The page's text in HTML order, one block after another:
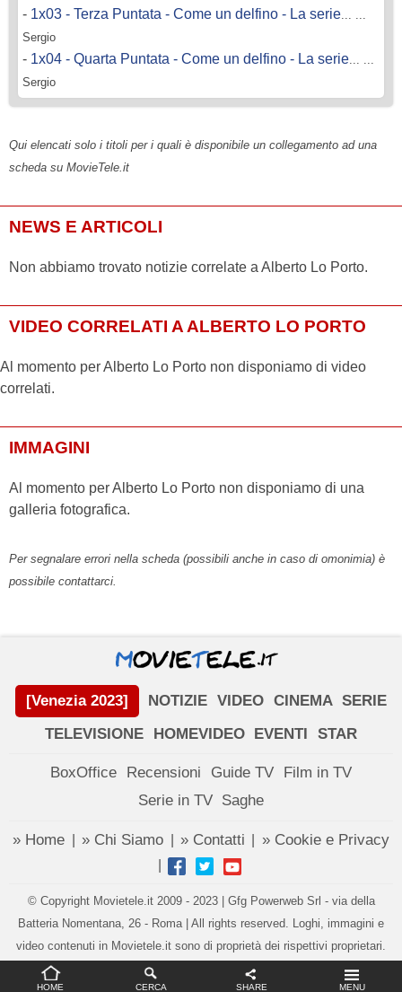
HOME CERCA SHARE MENU
- 1x03 - Terza Puntata - Come un delfino - La serie
Sergio
- 1x04 - Quarta Puntata - Come un delfino - La serie
Sergio
Qui elencati solo i titoli per i quali è disponibile un collegamento ad una
scheda su MovieTele.it
NEWS E ARTICOLI
Non abbiamo trovato notizie correlate a Alberto Lo Porto.
VIDEO CORRELATI A ALBERTO LO PORTO
Al momento per Alberto Lo Porto non disponiamo di video
correlati.
IMMAGINI
Al momento per Alberto Lo Porto non disponiamo di una
galleria fotografica.
Per segnalare errori nella scheda (possibili anche in caso di omonimia) è
possibile contattarci.
[Venezia 2023] NOTIZIE VIDEO CINEMA SERIE
TELEVISIONE
HOMEVIDEO EVENTI STAR
BoxOffice Recensioni Guide TV
Film in TV
Serie in TV Saghe
» Home » Chi Siamo » Contatti » Cookie e Privacy
© Copyright Movietele.it 2009 - 2023 | Gfg Powerweb Srl - via della
Batteria Nomentana, 26 - Roma | All rights reserved. Loghi, immagini e
video contenuti in Movietele.it sono di proprietà dei rispettivi proprietari.
Impostazioni privacy